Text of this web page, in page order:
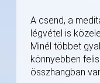
A csend, a
légvétel is
Minél többet
könnyebben
összhangban